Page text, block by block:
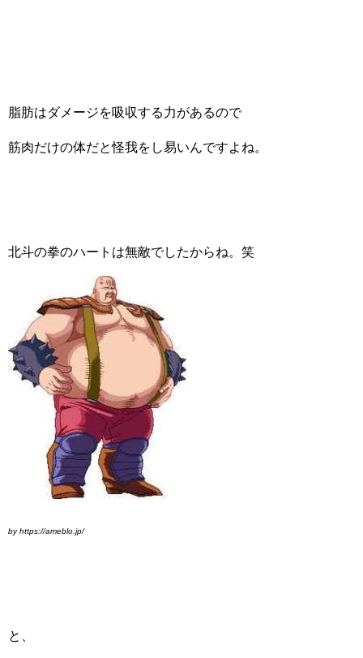
脂肪はダメージを吸収する力があるので
筋肉だけの体だと怪我をし易いんですよね。
北斗の拳のハートは無敵でしたからね。笑
by https://ameblo.jp/
と、